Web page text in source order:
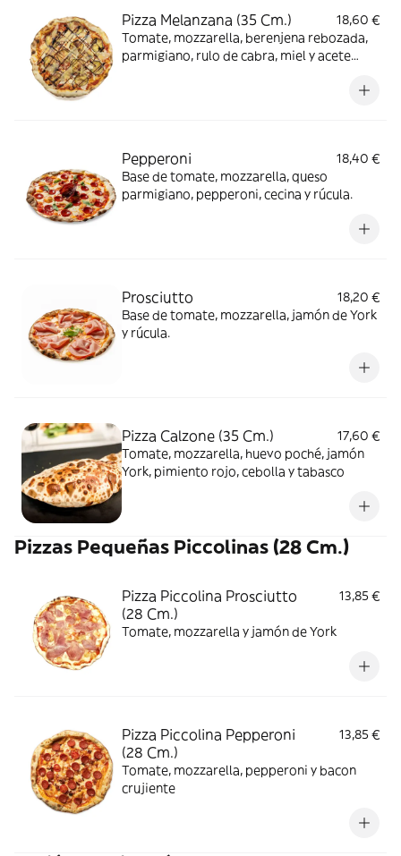
Pizza Melanzana (35 Cm.)
18,60 €
Tomate, mozzarella, berenjena rebozada,
parmigiano, rulo de cabra, miel y acete
Pepperoni
18,40 €
Base de tomate, mozzarella, queso
parmigiano, pepperoni, cecina y rúcula.
Prosciutto
18,20 €
Base de tomate, mozzarella, jamón de York
y rúcula.
Pizza Calzone (35 Cm.)
17,60 €
Tomate, mozzarella, huevo poché, jamón
York, pimiento rojo, cebolla y tabasco
Pizzas Pequeñas Piccolinas (28 Cm.)
Pizza Piccolina Prosciutto
(28 Cm.)
13,85 €
Tomate, mozzarella y jamón de York
Pizza Piccolina Pepperoni
(28 Cm.)
13,85 €
Tomate, mozzarella, pepperoni y bacon
crujiente